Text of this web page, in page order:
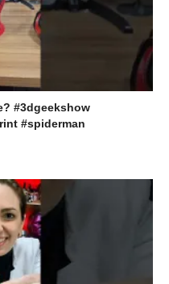
#3dgeekshow
#spiderman